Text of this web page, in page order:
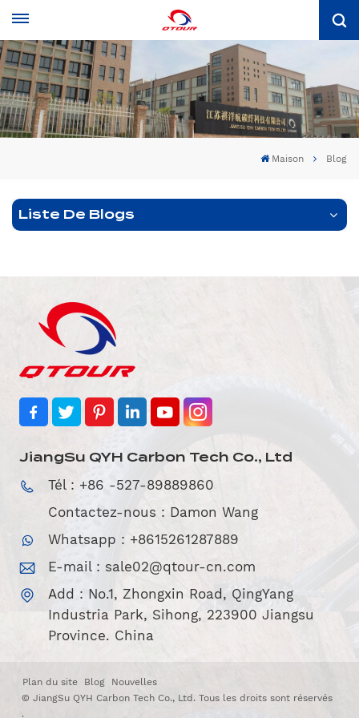
Maison Blog
Liste De Blogs
JiangSu QYH Carbon Tech Co., Ltd
Tél : +86 -527-89889860
Contactez-nous : Damon Wang
Whatsapp : +8615261287889
E-mail : sale02@qtour-cn.com
Add : No.1, Zhongxin Road, QingYang
Industria Park, Sihong, 223900 Jiangsu
Province. China
Plan du site Blog
Nouvelles
© JiangSu QYH Carbon Tech Co., Ltd. Tous les droits sont réservés
.